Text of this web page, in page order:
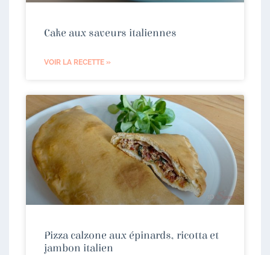
Cake aux saveurs italiennes
VOIR LA RECETTE »
Pizza calzone aux épinards, ricotta et
jambon italien